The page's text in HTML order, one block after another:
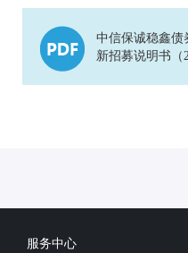
中信保诚稳鑫债
新招募说明书（
服务中心